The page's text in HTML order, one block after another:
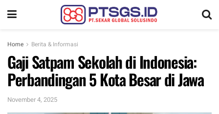
Home Berita & Informasi
Gaji Satpam Sekolah di Indonesia:
Perbandingan 5 Kota Besar di Jawa
November 4, 2025